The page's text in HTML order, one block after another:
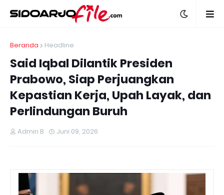
Beranda Headline
Said Iqbal Dilantik Presiden
Prabowo, Siap Perjuangkan
Kepastian Kerja, Upah Layak, dan
Perlindungan Buruh
Admin B Juni 09, 2026